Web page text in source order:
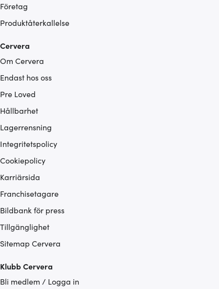
Företag
Produktåterkallelse
Cervera
Om Cervera
Endast hos oss
Pre Loved
Hållbarhet
Lagerrensning
Integritetspolicy
Cookiepolicy
Karriärsida
Franchisetagare
Bildbank för press
Tillgänglighet
Sitemap Cervera
Klubb Cervera
Bli medlem / Logga in